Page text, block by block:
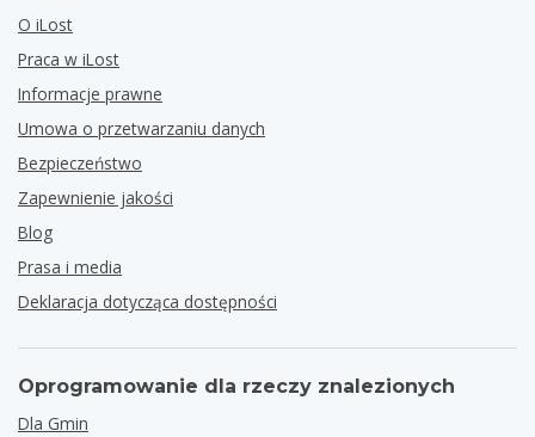
O iLost
Praca w iLost
Informacje prawne
Umowa o przetwarzaniu danych
Bezpieczeństwo
Zapewnienie jakości
Blog
Prasa i media
Deklaracja dotycząca dostępności
Oprogramowanie dla rzeczy znalezionych
Dla Gmin